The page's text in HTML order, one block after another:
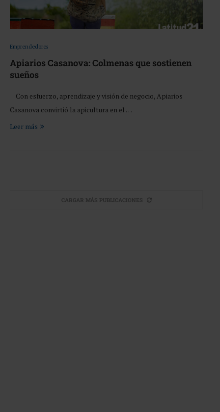
Emprendedores
Apiarios Casanova: Colmenas que sostienen
sueños
Con esfuerzo, aprendizaje y visión de negocio, Apiarios
Casanova convirtió la apicultura en el …
Leer más
CARGAR MÁS PUBLICACIONES